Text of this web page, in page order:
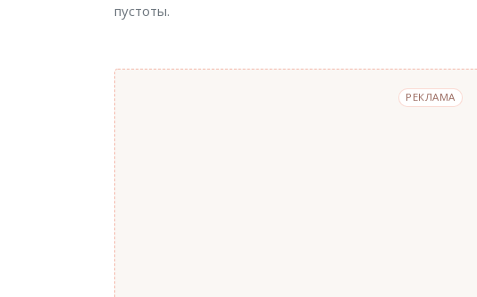
пустоты.
РЕКЛАМА